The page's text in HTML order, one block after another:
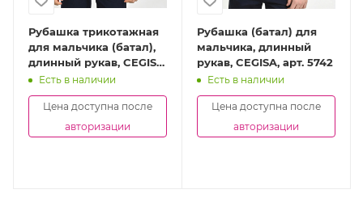
Рубашка трикотажная
для мальчика (батал),
длинный рукав, CEGISA,
арт. 5650
Есть в наличии
Цена доступна после
авторизации
Рубашка (батал) для
мальчика, длинный
рукав, CEGISA, арт. 5742
Есть в наличии
Цена доступна после
авторизации